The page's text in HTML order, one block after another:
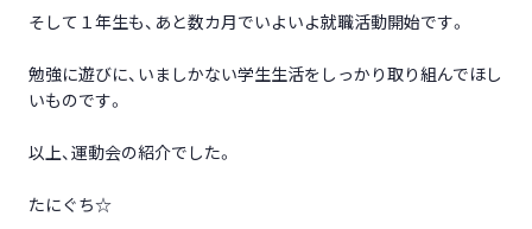
そして１年生も、あと数カ月でいよいよ就職活動開始です。
勉強に遊びに、いましかない学生生活をしっかり取り組んでほし
いものです。
以上、運動会の紹介でした。
たにぐち☆